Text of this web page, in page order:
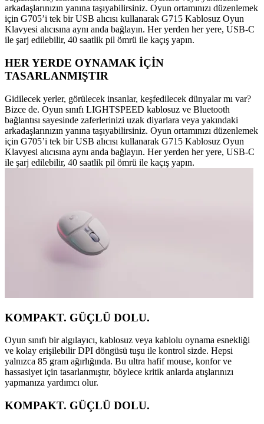
arkadaşlarınızın yanına taşıyabilirsiniz. Oyun ortamınızı düzenlemek
için G705’i tek bir USB alıcısı kullanarak G715 Kablosuz Oyun
Klavyesi alıcısına aynı anda bağlayın. Her yerden her yere, USB-C
ile şarj edilebilir, 40 saatlik pil ömrü ile kaçış yapın.
HER YERDE OYNAMAK İÇİN
TASARLANMIŞTIR
Gidilecek yerler, görülecek insanlar, keşfedilecek dünyalar mı var?
Bizce de. Oyun sınıfı LIGHTSPEED kablosuz ve Bluetooth
bağlantısı sayesinde zaferlerinizi uzak diyarlara veya yakındaki
arkadaşlarınızın yanına taşıyabilirsiniz. Oyun ortamınızı düzenlemek
için G705’i tek bir USB alıcısı kullanarak G715 Kablosuz Oyun
Klavyesi alıcısına aynı anda bağlayın. Her yerden her yere, USB-C
ile şarj edilebilir, 40 saatlik pil ömrü ile kaçış yapın.
KOMPAKT. GÜÇLÜ DOLU.
Oyun sınıfı bir algılayıcı, kablosuz veya kablolu oynama esnekliği
ve kolay erişilebilir DPI döngüsü tuşu ile kontrol sizde. Hepsi
yalnızca 85 gram ağırlığında. Bu ultra hafif mouse, konfor ve
hassasiyet için tasarlanmıştır, böylece kritik anlarda atışlarınızı
yapmanıza yardımcı olur.
KOMPAKT. GÜÇLÜ DOLU.